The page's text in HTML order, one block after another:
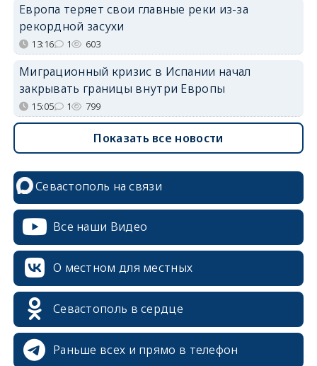
Европа теряет свои главные реки из-за
рекордной засухи
13:16 1 603
Миграционный кризис в Испании начал
закрывать границы внутри Европы
15:05 1 799
Показать все новости
Севастополь на связи
Все наши Видео
О местном для местных
Севастополь в сердце
Раньше всех и прямо в телефон